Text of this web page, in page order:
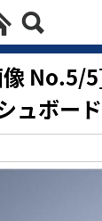
No.5/
ュボー